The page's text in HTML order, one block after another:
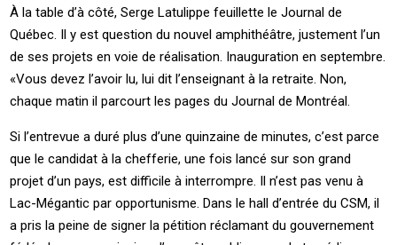
À la table d’à côté, Serge Latulippe feuillette le Journal de
Québec. Il y est question du nouvel amphithéâtre, justement l’un
de ses projets en voie de réalisation. Inauguration en septembre.
«Vous devez l’avoir lu, lui dit l’enseignant à la retraite. Non,
chaque matin il parcourt les pages du Journal de Montréal.
Si l’entrevue a duré plus d’une quinzaine de minutes, c’est parce
que le candidat à la chefferie, une fois lancé sur son grand
projet d’un pays, est difficile à interrompre. Il n’est pas venu à
Lac-Mégantic par opportunisme. Dans le hall d’entrée du CSM, il
a pris la peine de signer la pétition réclamant du gouvernement